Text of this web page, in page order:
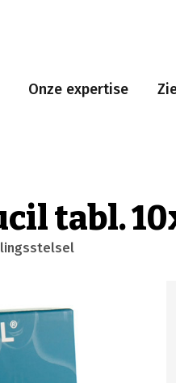
Onze expertise
tabl.